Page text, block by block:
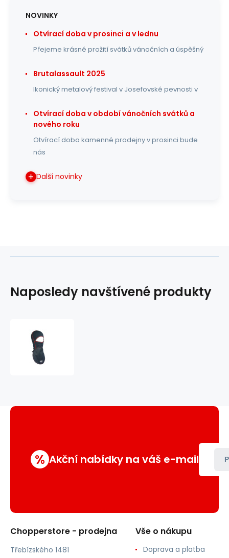
NOVINKY
Otvírací doba v prosinci a v lednu
Přejeme krásné prožití svátků vánočních a úspěšný
Brutalassault 2025
Ikonický metalový festival v Josefovské pevnosti v
Otvírací doba v období vánočních svátků a
nového roku
Otvírací doba kamenné prodejny v prosinci bude
nás
Další novinky
Naposledy navštívené produkty
% Akční nabídky na váš e-mail
Chopperstore - prodejna
Třebízského 1481
Vše o nákupu
Doprava a platba